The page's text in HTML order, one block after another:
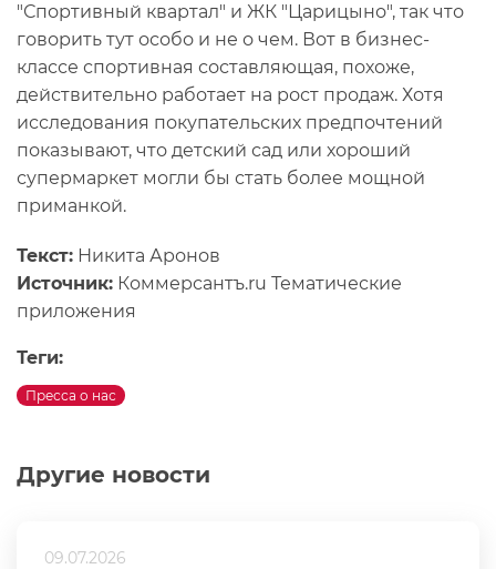
Другие новости
09.07.2026
"Спортивный квартал" и ЖК "Царицыно", так что
говорить тут особо и не о чем. Вот в бизнес-
классе спортивная составляющая, похоже,
действительно работает на рост продаж. Хотя
исследования покупательских предпочтений
показывают, что детский сад или хороший
супермаркет могли бы стать более мощной
приманкой.
Текст: Никита Аронов
Источник: Коммерсантъ.ru Тематические
приложения
Теги:
Пресса о нас